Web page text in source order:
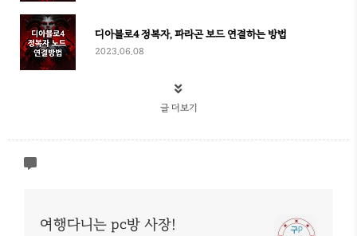
디아블로4 정복자, 파라곤 보드 연결하는 방법
2023.06.08
글 더보기
여행다니는 pc방 사장!